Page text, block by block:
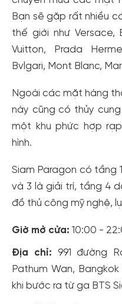
Bạn sẽ gặp rất nhiều
thế giới như Versace,
Vuitton, Prada
Bvlgari, Mont Blanc,
Ngoài các mặt hàng
này cũng có thủy
một khu phức hợp
hình.
Siam Paragon có tầng
và 3 là giải trí, tầng 4
đồ thủ công mỹ nghệ,
Giờ mở cửa: 10:00 -
Địa chỉ: 991 đường
Pathum Wan,
khi bước ra từ ga BTS